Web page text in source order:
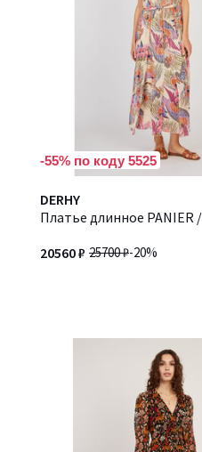
-55% по коду 5525
DERHY
Платье длинное
25700 ₽-20%
20560 ₽